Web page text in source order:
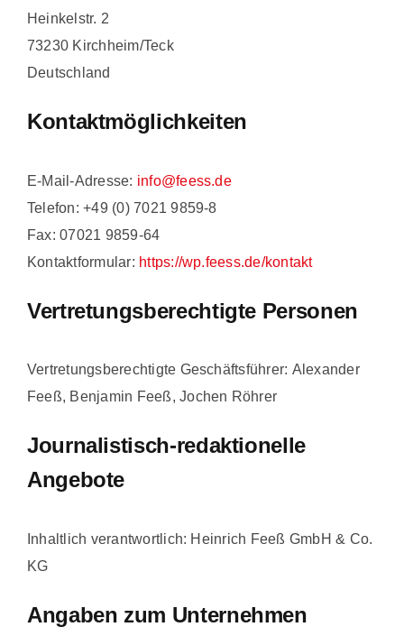
Heinkelstr. 2
73230 Kirchheim/Teck
Deutschland
Kontaktmöglichkeiten
E-Mail-Adresse: info@feess.de
Telefon: +49 (0) 7021 9859-8
Fax: 07021 9859-64
Kontaktformular: https://wp.feess.de/kontakt
Vertretungsberechtigte Personen
Vertretungsberechtigte Geschäftsführer: Alexander
Feeß, Benjamin Feeß, Jochen Röhrer
Journalistisch-redaktionelle
Angebote
Inhaltlich verantwortlich: Heinrich Feeß GmbH & Co.
KG
Angaben zum Unternehmen